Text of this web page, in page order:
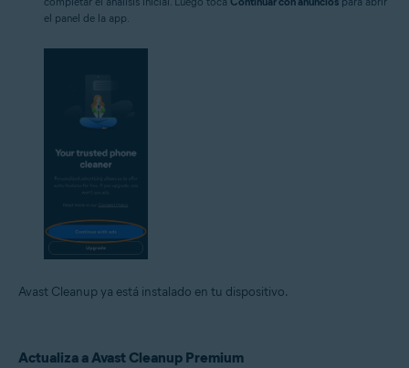
el panel de la app.
Avast Cleanup ya está instalado en tu dispositivo.
Actualiza a Avast Cleanup Premium